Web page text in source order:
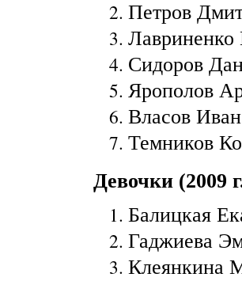
Петров
Лавриненко
Сидоров
Ярополов
Власов
Темников
Девочки (2009
Балицкая
Гаджиева
Клеянкина